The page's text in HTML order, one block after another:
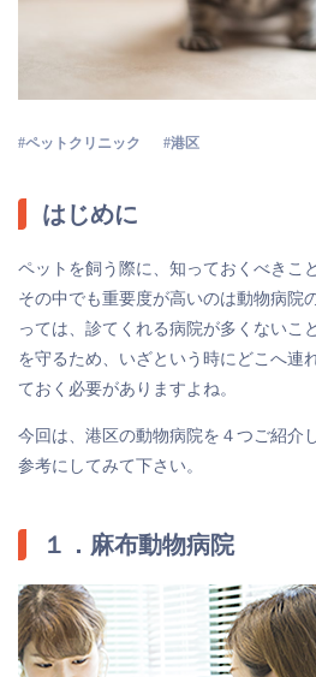
ペットクリニック 港区
はじめに
ペットを飼う際に、知っておくべきこ
その中でも重要度が高いのは動物病院
っては、診てくれる病院が多くないこ
を守るため、いざという時にどこへ連
ておく必要がありますよね。
今回は、港区の動物病院を４つご紹介
参考にしてみて下さい。
１．麻布動物病院